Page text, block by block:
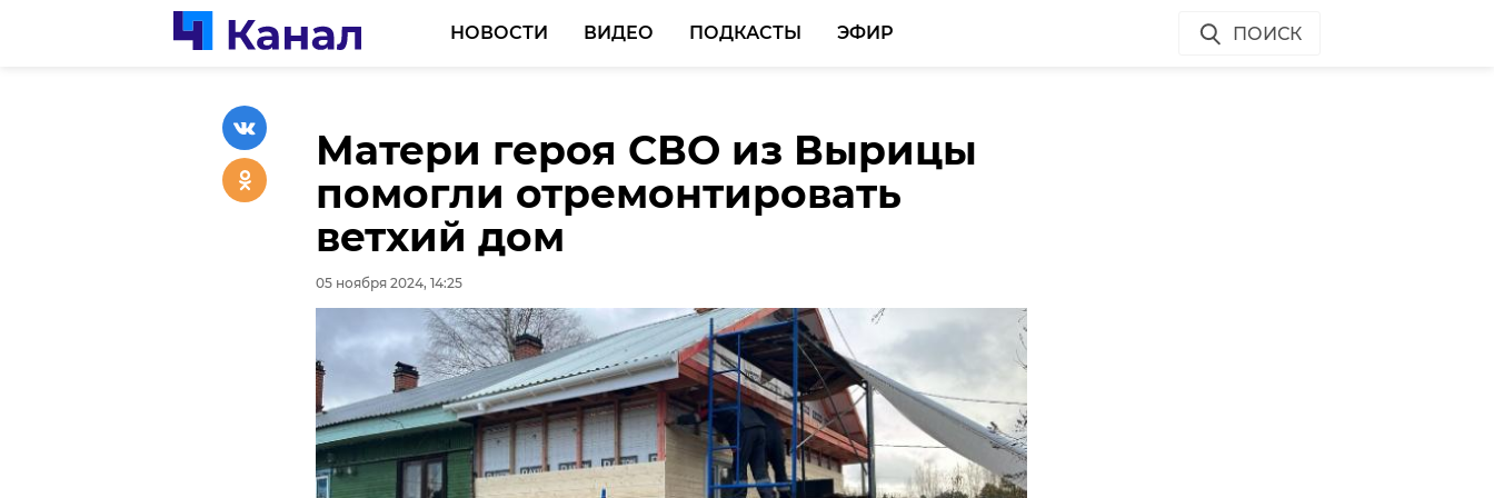
НОВОСТИ ВИДЕО ПОДКАСТЫ ЭФИР ПОИСК
Матери героя СВО из Вырицы
помогли отремонтировать
ветхий дом
05 ноября 2024, 14:25
Яркий рассвет над Петербургом
и Ленобластью запечатлели на
фото
05 ноября 2024, 13:42